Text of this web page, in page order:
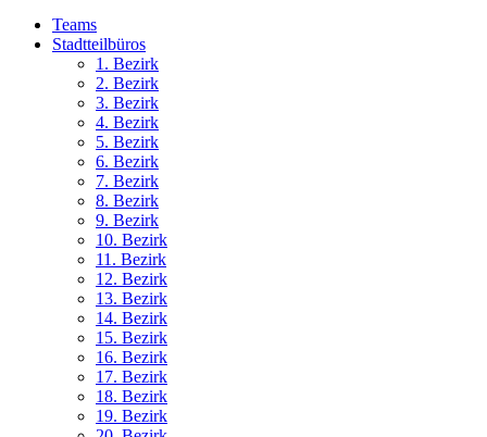
Teams
Stadtteilbüros
1. Bezirk
2. Bezirk
3. Bezirk
4. Bezirk
5. Bezirk
6. Bezirk
7. Bezirk
8. Bezirk
9. Bezirk
10. Bezirk
11. Bezirk
12. Bezirk
13. Bezirk
14. Bezirk
15. Bezirk
16. Bezirk
17. Bezirk
18. Bezirk
19. Bezirk